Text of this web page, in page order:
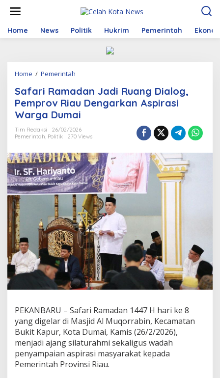
t
Home News Politik Hukrim Pemerintah
Home / Pemerintah
f
a
r
i
R
a
a
d
a
n
J
a
d
i
R
u
a
g
D
i
a
g
,
P
m
p
r
Safari Ramadan Jadi Ruang Dialog,
Pemprov Riau Dengarkan Aspirasi
Warga Dumai
Tim Redaksi
26/02/2026
Pemerintah, Politik 270 Views
PEKANBARU – Safari Ramadan 1447 H hari ke 8
yang digelar di Masjid Al Muqorrabin, Kecamatan
Bukit Kapur, Kota Dumai, Kamis (26/2/2026),
menjadi ajang silaturahmi sekaligus wadah
penyampaian aspirasi masyarakat kepada
Pemerintah Provinsi Riau.